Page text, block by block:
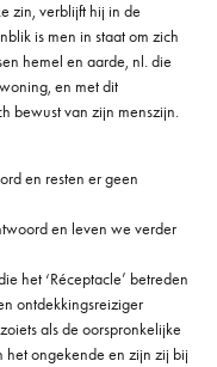
zin, verblijft hij in de
is men in staat om zich
hemel en aarde, nl. die
en met dit
bewust van zijn menszijn.
en resten er geen
en leven we verder
het ‘Réceptacle’ betreden
ontdekkingsreiziger
als de oorspronkelijke
het ongekende en zijn zij bij